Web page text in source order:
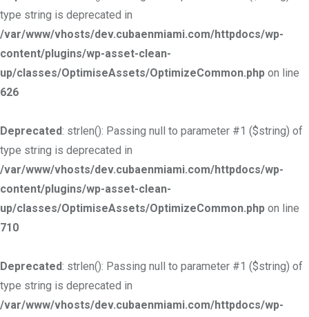
type string is deprecated in
/var/www/vhosts/dev.cubaenmiami.com/httpdocs/wp-
content/plugins/wp-asset-clean-
up/classes/OptimiseAssets/OptimizeCommon.php on line
626
Deprecated: strlen(): Passing null to parameter #1 ($string) of
type string is deprecated in
/var/www/vhosts/dev.cubaenmiami.com/httpdocs/wp-
content/plugins/wp-asset-clean-
up/classes/OptimiseAssets/OptimizeCommon.php on line
710
Deprecated: strlen(): Passing null to parameter #1 ($string) of
type string is deprecated in
/var/www/vhosts/dev.cubaenmiami.com/httpdocs/wp-